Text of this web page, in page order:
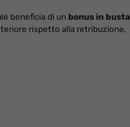
beneficia di un bonus in busta
rispetto alla retribuzione,